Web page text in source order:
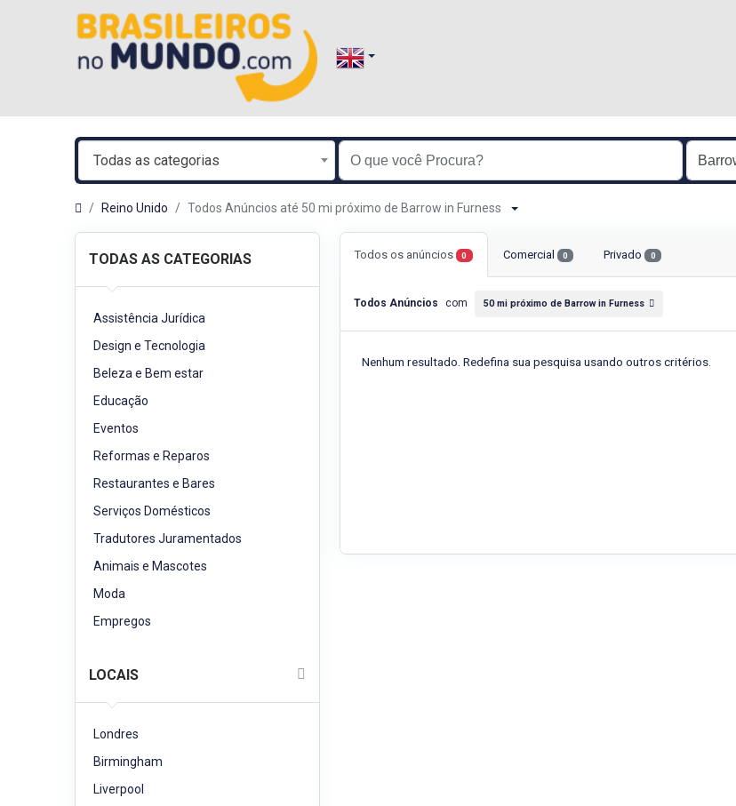
Todas as categorias
Reino Unido Todos Anúncios até 50 mi próximo de Barrow in Furness
TODAS AS CATEGORIAS
Assistência Jurídica
Design e Tecnologia
Beleza e Bem estar
Educação
Eventos
Reformas e Reparos
Restaurantes e Bares
Serviços Domésticos
Tradutores Juramentados
Animais e Mascotes
Moda
Empregos
LOCAIS
Londres
Birmingham
Liverpool
Todos os anúncios 0 Comercial 0 Privado 0
Todos Anúncios com 50 mi próximo de Barrow in Furness
Nenhum resultado. Redefina sua pesquisa usando outros critérios.